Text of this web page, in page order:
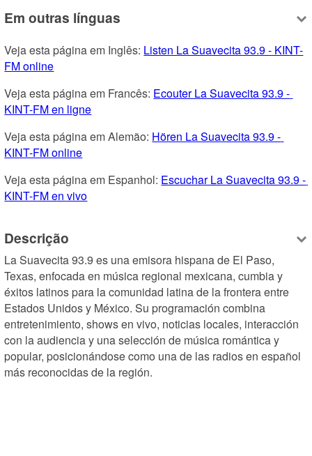
Em outras línguas
Veja esta página em Inglês: Listen La Suavecita 93.9 - KINT-
FM online
Veja esta página em Francês: Ecouter La Suavecita 93.9 -
KINT-FM en ligne
Veja esta página em Alemão: Hören La Suavecita 93.9 -
KINT-FM online
Veja esta página em Espanhol: Escuchar La Suavecita 93.9 -
KINT-FM en vivo
Descrição
La Suavecita 93.9 es una emisora hispana de El Paso,
Texas, enfocada en música regional mexicana, cumbia y
éxitos latinos para la comunidad latina de la frontera entre
Estados Unidos y México. Su programación combina
entretenimiento, shows en vivo, noticias locales, interacción
con la audiencia y una selección de música romántica y
popular, posicionándose como una de las radios en español
más reconocidas de la región.